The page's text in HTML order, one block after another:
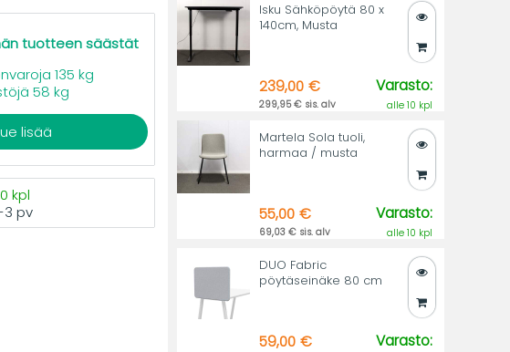
tuotteen säästät
135 kg
58 kg
lisää
kpl
3 pv
Isku Sähköpöytä 80 x
140cm, Musta
239,00 €
299,95 € sis. alv
Varasto:
alle 10 kpl
Martela Sola tuoli,
harmaa / musta
55,00 €
69,03 € sis. alv
Varasto:
alle 10 kpl
DUO Fabric
pöytäseinäke 80 cm
59,00 € Varasto: